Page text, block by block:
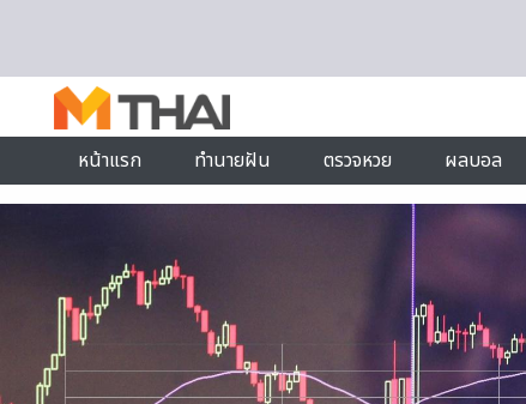
หน้าแรก
ทำนายฝัน ตรวจหวย ผลบอล